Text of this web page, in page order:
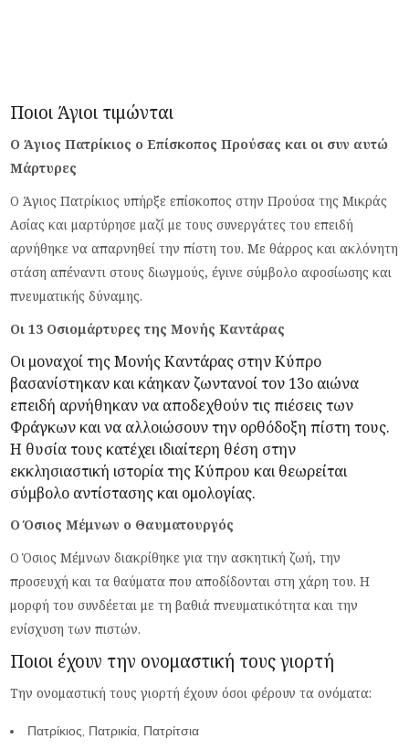
Ποιοι Άγιοι τιμώνται
Ο Άγιος Πατρίκιος ο Επίσκοπος Προύσας και οι συν αυτώ
Μάρτυρες
Ο Άγιος Πατρίκιος υπήρξε επίσκοπος στην Προύσα της Μικράς
Ασίας και μαρτύρησε μαζί με τους συνεργάτες του επειδή
αρνήθηκε να απαρνηθεί την πίστη του. Με θάρρος και ακλόνητη
στάση απέναντι στους διωγμούς, έγινε σύμβολο αφοσίωσης και
πνευματικής δύναμης.
Οι 13 Οσιομάρτυρες της Μονής Καντάρας
Οι μοναχοί της Μονής Καντάρας στην Κύπρο
βασανίστηκαν και κάηκαν ζωντανοί τον 13ο αιώνα
επειδή αρνήθηκαν να αποδεχθούν τις πιέσεις των
Φράγκων και να αλλοιώσουν την ορθόδοξη πίστη τους.
Η θυσία τους κατέχει ιδιαίτερη θέση στην
εκκλησιαστική ιστορία της Κύπρου και θεωρείται
σύμβολο αντίστασης και ομολογίας.
Ο Όσιος Μέμνων ο Θαυματουργός
Ο Όσιος Μέμνων διακρίθηκε για την ασκητική ζωή, την
προσευχή και τα θαύματα που αποδίδονται στη χάρη του. Η
μορφή του συνδέεται με τη βαθιά πνευματικότητα και την
ενίσχυση των πιστών.
Ποιοι έχουν την ονομαστική τους γιορτή
Την ονομαστική τους γιορτή έχουν όσοι φέρουν τα ονόματα:
Πατρίκιος, Πατρικία, Πατρίτσια